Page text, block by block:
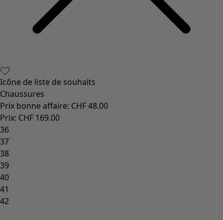
Icône de liste de souhaits
Chaussures
Prix bonne affaire: CHF 48.00
Prix: CHF 169.00
36
37
38
39
40
41
42